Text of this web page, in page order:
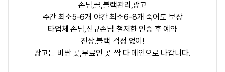
손님,콜,블랙관리,광고
주간 최소5-6개 야간 최소6-8개 죽어도 보장
타업체 손님,신규손님 철저한 인증 후 예약
진상.블랙 걱정 없이!
광고는 비싼 곳,무료인 곳 싹 다 메인으로 나갑니다.